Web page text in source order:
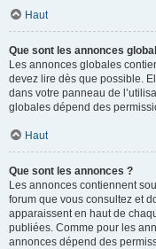
Haut
Que sont les annonces
Les annonces globales
devez lire dès que possible.
dans votre panneau de
globales dépend des
Haut
Que sont les annonces ?
Les annonces contiennent
forum que vous consultez et
apparaissent en haut de
publiées. Comme pour les
annonces dépend des